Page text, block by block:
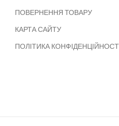
ПОВЕРНЕННЯ ТОВАРУ
КАРТА САЙТУ
ПОЛІТИКА